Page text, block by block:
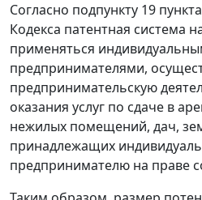
Согласно подпункту 19
Кодекса патентная система
применяться
предпринимателями,
предпринимательскую
оказания услуг по сдаче в
нежилых помещений, дач,
принадлежащих
предпринимателю на праве